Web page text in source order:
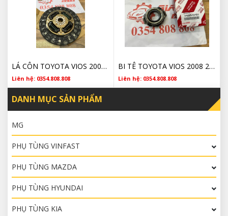
LÁ CÔN TOYOTA VIOS 2002 2003 2004 2005 2006 2007 2008 2009 2010 2011 2012 2013 2014 2015 2016 2017 3123012191 CHÍNH HÃNG
Liên hệ: 0354.808.808
BI TÊ TOYOTA VIOS 2008 2009 2010 2011 2012 2013 2014 2015 2016 2017 3123012191 CHÍNH HÃNG
Liên hệ: 0354.808.808
DANH MỤC SẢN PHẨM
MG
PHỤ TÙNG VINFAST
PHỤ TÙNG MAZDA
PHỤ TÙNG HYUNDAI
PHỤ TÙNG KIA